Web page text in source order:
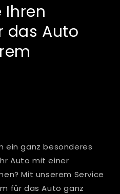
Ihren
das Auto
ein ganz besonderes
Auto mit einer
Mit unserem Service
für das Auto ganz